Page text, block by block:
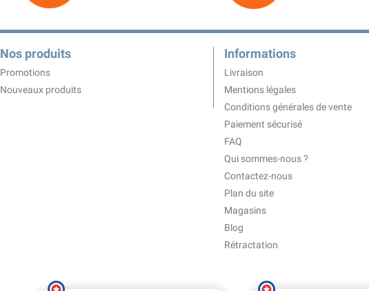
Nos produits
Promotions
Nouveaux produits
Informations
Livraison
Mentions légales
Conditions générales de vente
Paiement sécurisé
FAQ
Qui sommes-nous ?
Contactez-nous
Plan du site
Magasins
Blog
Rétractation